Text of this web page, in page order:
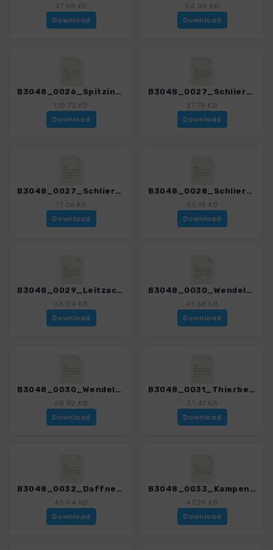
47.58 KB
Download
54.09 KB
Download
B3048_0026_Spitzingsee_mit Var_3048_3.gpx
118.72 KB
Download
B3048_0027_Schliersee_3048_3.gpx
27.79 KB
Download
B3048_0027_Schliersee_mit Var_3048_3.gpx
71.06 KB
Download
B3048_0028_Schliersbergalm_3048_3.gpx
45.18 KB
Download
B3048_0029_Leitzachtal_3048_3.gpx
63.04 KB
Download
B3048_0030_Wendelstein_3048_3.gpx
41.68 KB
Download
B3048_0030_Wendelstein_mit Var_3048_3.gpx
68.82 KB
Download
B3048_0031_Thierberg_3048_3.gpx
31.41 KB
Download
B3048_0032_Daffnerwaldalm_3048_3.gpx
43.94 KB
Download
B3048_0033_Kampenwand_3048_3.gpx
47.29 KB
Download